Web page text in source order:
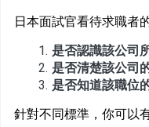
日本面試官看待求職者
是否認識該公司
是否清楚該公司
是否知道該職位
針對不同標準，你可以